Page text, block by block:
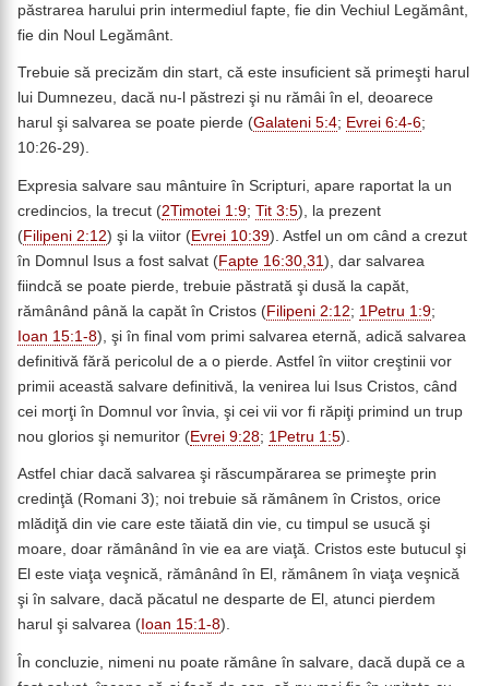
păstrarea harului prin intermediul fapte, fie din Vechiul Legământ,
fie din Noul Legământ.
Trebuie să precizăm din start, că este insuficient să primeşti harul
lui Dumnezeu, dacă nu-l păstrezi şi nu rămâi în el, deoarece
harul şi salvarea se poate pierde (Galateni 5:4; Evrei 6:4-6;
10:26-29).
Expresia salvare sau mântuire în Scripturi, apare raportat la un
credincios, la trecut (2Timotei 1:9; Tit 3:5), la prezent
(Filipeni 2:12) şi la viitor (Evrei 10:39). Astfel un om când a crezut
în Domnul Isus a fost salvat (Fapte 16:30,31 ), dar salvarea
fiindcă se poate pierde, trebuie păstrată şi dusă la capăt,
rămânând până la capăt în Cristos (Filipeni 2:12; 1Petru 1:9;
Ioan 15:1-8), şi în final vom primi salvarea eternă, adică salvarea
definitivă fără pericolul de a o pierde. Astfel în viitor creştinii vor
primii această salvare definitivă, la venirea lui Isus Cristos, când
cei morţi în Domnul vor învia, şi cei vii vor fi răpiţi primind un trup
nou glorios şi nemuritor (Evrei 9:28; 1Petru 1:5).
Astfel chiar dacă salvarea şi răscumpărarea se primeşte prin
credinţă (Romani 3); noi trebuie să rămânem în Cristos, orice
mlădiţă din vie care este tăiată din vie, cu timpul se usucă şi
moare, doar rămânând în vie ea are viaţă. Cristos este butucul şi
El este viaţa veşnică, rămânând în El, rămânem în viaţa veşnică
şi în salvare, dacă păcatul ne desparte de El, atunci pierdem
harul şi salvarea ( Ioan 15:1-8).
În concluzie, nimeni nu poate rămâne în salvare, dacă după ce a